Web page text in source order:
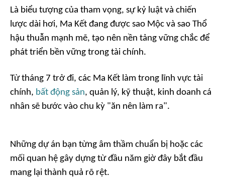
Là biểu tượng của tham vọng, sự kỷ luật và chiến
lược dài hơi, Ma Kết đang được sao Mộc và sao Thổ
hậu thuẫn mạnh mẽ, tạo nên nền tảng vững chắc để
phát triển bền vững trong tài chính.
Từ tháng 7 trở đi, các Ma Kết làm trong lĩnh vực tài
chính, bất động sản, quản lý, kỹ thuật, kinh doanh cá
nhân sẽ bước vào chu kỳ "ăn nên làm ra".
Những dự án bạn từng âm thầm chuẩn bị hoặc các
mối quan hệ gây dựng từ đầu năm giờ đây bắt đầu
mang lại thành quả rõ rệt.